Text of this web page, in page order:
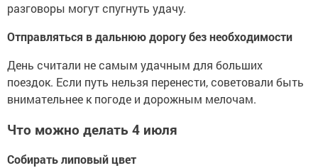
разговоры могут спугнуть удачу.
Отправляться в дальнюю дорогу без необходимости
День считали не самым удачным для больших
поездок. Если путь нельзя перенести, советовали быть
внимательнее к погоде и дорожным мелочам.
Что можно делать 4 июля
Собирать липовый цвет